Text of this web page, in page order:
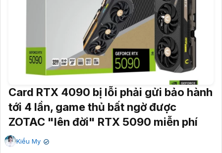
Card RTX 4090 bị lỗi phải gửi bảo hành
tới 4 lần, game thủ bất ngờ được
ZOTAC "lên đời" RTX 5090 miễn phí
Kiều My ✔